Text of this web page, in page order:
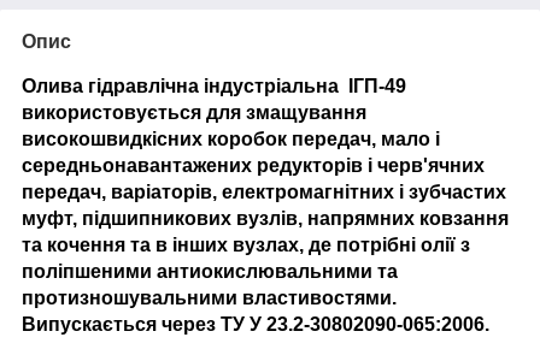
Опис
Олива гідравлічна індустріальна ІГП-49
використовується для змащування
високошвидкісних коробок передач, мало і
середньонавантажених редукторів і черв'ячних
передач, варіаторів, електромагнітних і зубчастих
муфт, підшипникових вузлів, напрямних ковзання
та кочення та в інших вузлах, де потрібні олії з
поліпшеними антиокислювальними та
протизношувальними властивостями.
Випускається через ТУ У 23.2-30802090-065:2006.